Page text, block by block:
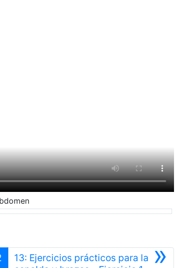
»
13: Ejercicios prácticos para la